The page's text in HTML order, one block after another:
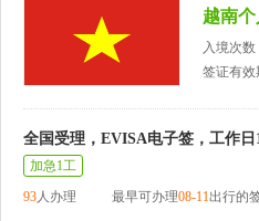
越南
入境次数
签证有效
全国受理，EVISA电子签，工作
加急1工
93人办理 最早可办理08-11出行的